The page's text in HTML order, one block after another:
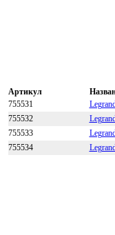
Артикул
755531
755532
755533
755534